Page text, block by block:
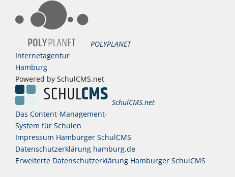
POLYPLANET
Internetagentur
Hamburg
Powered by SchulCMS.net
SchulCMS.net
Das Content-Management-
System für Schulen
Impressum Hamburger SchulCMS
Datenschutzerklärung hamburg.de
Erweiterte Datenschutzerklärung Hamburger SchulCMS